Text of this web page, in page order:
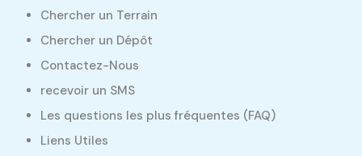
Chercher un Terrain
Chercher un Dépôt
Contactez-Nous
recevoir un SMS
Les questions les plus fréquentes (FAQ)
Liens Utiles